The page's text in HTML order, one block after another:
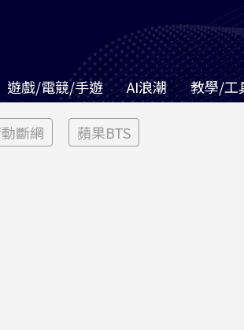
遊戲/電競/手遊 AI浪潮 教學/工
斷網 蘋果BTS